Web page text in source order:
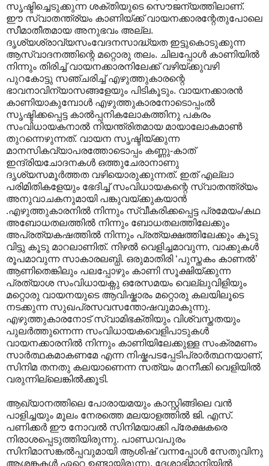
സൃഷ്ടിച്ചെടുക്കുന്ന ശക്തിയുടെ സൌജന്യത്തിലാണ്.
ഈ സ്വാതന്ത്ര്യം കാണിയ്ക്ക് വായനക്കാരന്റേതുപോലെ
സീമാതീതമായ അനുഭവം അല്ല.
ദൃശ്യശ്രാവ്യസംവേദനസാദ്ധ്യത ഇട്ടുകൊടുക്കുന്ന
ആസ്വാദനത്തിന്റെ മറ്റൊരു തലം. ചിലപ്പോൾ കാണിയിൽ
നിന്നും തിരിച്ച് വായനക്കാരനിലേക്ക് വഴിയ്ക്കുവഴി
പുറകോട്ടു സഞ്ചരിച്ച് എഴുത്തുകാരന്റെ
ഭാവനാവിന്യാസങ്ങളേയും പിടികൂടും. വായനക്കാരൻ
കാണിയാകുമ്പോൾ എഴുത്തുകാരനോടൊപ്പംൽ
സൃഷ്ടിക്കപ്പെട്ട കാൽ‌പ്പനികലോകത്തിനു പകരം
സംവിധായകനാൽ നിയന്ത്രിതമായ മായാലോകമാൺ
തുറന്നെഴുന്നത്. വായന സൃഷ്ടിയ്ക്കുന്ന
മാനസികവ്യാപരത്തോടൊപ്പം കണ്ണു-കാത്
ഇന്ദ്രിയചോദനകൾ ഒത്തുചേരാനാണു
ദൃശ്യസമൂർത്തത വഴിയൊരുക്കുന്നത്. ഇത് എല്ലാ
പരിമിതികളേയും ഭേദിച്ച് സംവിധായകന്റെ സ്വാതന്ത്ര്യം
അനുവാചകനുമായി പങ്കുവയ്ക്കുകയാൻ
.എഴുത്തുകാരനിൽ നിന്നും സ്വീകരിക്കപ്പെട്ട പ്രമേയം/കഥ
അബോധതലത്തിൽ നിന്നും ബോധതലത്തിലേക്കും
അപ്രത്യകഷത്തിൽ നിന്നും പ്രത്യക്ഷത്തിലേക്കും കൂടു
വിട്ടു കൂടു മാറലാണിത്. നിഴൽ വെളിച്ചമാവുന്ന, വാക്കുകൾ
രൂപമാവുന്ന സാകാരലബ്ധി. ഒരുമാതിരി ‘പുസ്തകം കാണൽ’
ആണിതെങ്കിലും പലപ്പോഴും കാണി സൂക്ഷിയ്ക്കുന്ന
പ്രത്യാശ സംവിധായക്നു ഒരേസമയം വെല്ലുവിളിയും
മറ്റൊരു വായനയുടെ ആവിഷ്കാരം മറ്റൊരു കലയിലൂടെ
നടക്കുന്ന സുഖപ്രസവസന്തോഷവുമാകുന്നു.
എഴുത്തുകാരനോട് സ്വാമിഭക്തിയും വിശ്വസ്തതയും
പുലർത്തുന്നെന്ന സംവിധായകവെളിപാടുകൾ
വായനക്കാരനിൽ നിന്നും കാണിയിലേക്കുള്ള സംക്രമണം
സാർത്ഥകമാകണമേ എന്ന നിഷ്കപടപ്പേടിപ്രാർത്ഥനയാണ്,
സിനിമ തനതു കലയാണെന്ന സത്യം മറനീക്കി വെളിയിൽ
വരുന്നില്ലെങ്കിൽക്കൂടി.
ആഖ്യാനത്തിലെ പോരായമയും കാസ്റ്റിങ്ങിലെ വന്‍
പാളിച്ചയും മൂലം നേരത്തെ മലയാളത്തില്‍ ജി. എസ്.
പണിക്കർ ഈ നോവല്‍ സിനിമയാക്കി പ്രേക്ഷകരെ
നിരാശപ്പെടുത്തിയിരുന്നു. പാ‍ണ്ഡവപുരം
സിനിമാസങ്കൽ‌പ്പവുമായി ആശിഷ് വന്നപ്പോള്‍ സേതുവിനു
ആശങ്കകള്‍ ഏറെ ഉണ്ടായിരുന്നു. ദേശാഭിമാനിയില്‍